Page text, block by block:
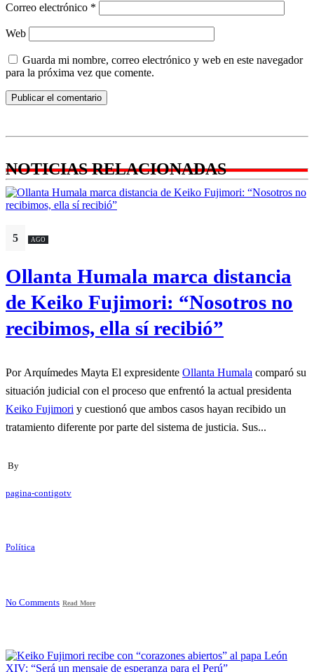
Correo electrónico *
Web
Guarda mi nombre, correo electrónico y web en este navegador
para la próxima vez que comente.
NOTICIAS RELACIONADAS
5 AGO
Ollanta Humala marca distancia
de Keiko Fujimori: “Nosotros no
recibimos, ella sí recibió”
Por Arquímedes Mayta El expresidente Ollanta Humala comparó su
situación judicial con el proceso que enfrentó la actual presidenta
Keiko Fujimori y cuestionó que ambos casos hayan recibido un
tratamiento diferente por parte del sistema de justicia. Sus...
By
pagina-contigotv
Política
No Comments Read More